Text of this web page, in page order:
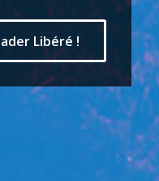
Libéré !